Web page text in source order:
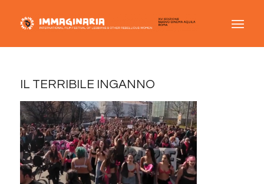
IL TERRIBILE INGANNO